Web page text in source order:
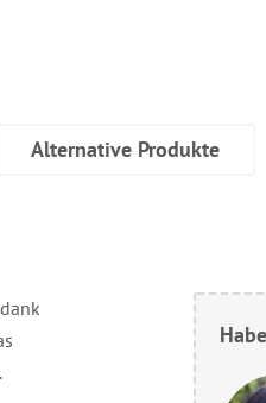
Alternative Produkte